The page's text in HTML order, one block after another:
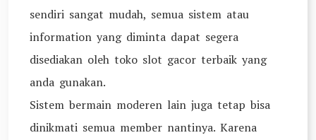
sendiri sangat mudah, semua sistem atau
information yang diminta dapat segera
disediakan oleh toko slot gacor terbaik yang
anda gunakan.
Sistem bermain moderen lain juga tetap bisa
dinikmati semua member nantinya. Karena